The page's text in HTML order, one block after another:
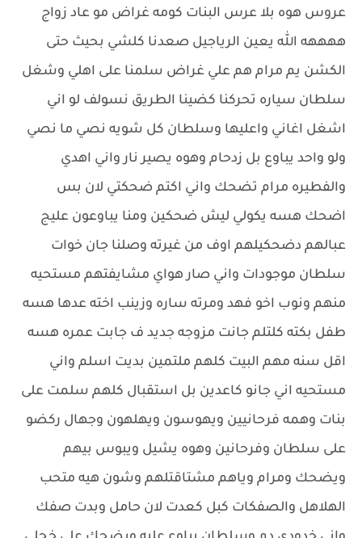
عروس هوه بلا عرس البنات كومه غراض مو عاد زواج
ههههه الله يعين الرياجيل صعدنا كلشي بحيث حتى
الكشن يم مرام هم علي غراض سلمنا على اهلي وشغل
سلطان سياره تحركنا كضينا الطريق نسولف لو اني
اشغل اغاني واعليها وسلطان كل شويه نصي ما نصي
ولو واحد يباوع بل زدحام وهوه يصير نار واني اهدي
والفطيره مرام تضحك واني اكتم ضحكتي لان بس
اضحك هسه يكولي ليش ضحكين ومنا يباوعون عليج
عبالهم دضحكيلهم اوف من غيرته وصلنا جان خوات
سلطان موجودات واني صار هواي مشايفتهم مستحيه
منهم ونوب اخو فهد ومرته ساره وزينب اخته عدها هسه
طفل بكته كلتلم جانت مزوجه جديد ف جابت عمره هسه
اقل سنه مهم البيت كلهم ملتمين بديت اسلم واني
مستحيه اني جانو كاعدين بل استقبال كلهم سلمت على
بنات وهمه فرحانيين ويهوسون ويهلهون وجهال ركضو
على سلطان وفرحانين وهوه يشيل ويبوس بيهم
ويضحك ومرام وياهم مشتاقتلهم وشون هيه متحب
الهلاهل والصفكات كبل كعدت لان حامل وبدت صفك